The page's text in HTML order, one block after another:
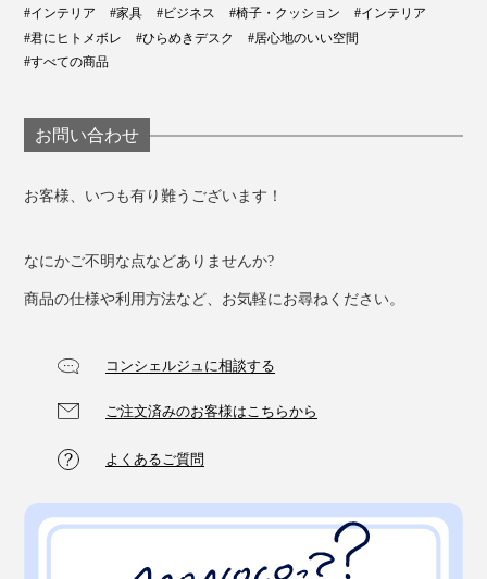
#インテリア #家具 #ビジネス #椅子・クッション
#インテリア
#君にヒトメボレ
#ひらめきデスク
#居心地のいい空間
#すべての商品
お問い合わせ
お客様、いつも有り難うございます！
なにかご不明な点などありませんか?
商品の仕様や利用方法など、お気軽にお尋ねください。
コンシェルジュに相談する
ご注文済みのお客様はこちらから
よくあるご質問